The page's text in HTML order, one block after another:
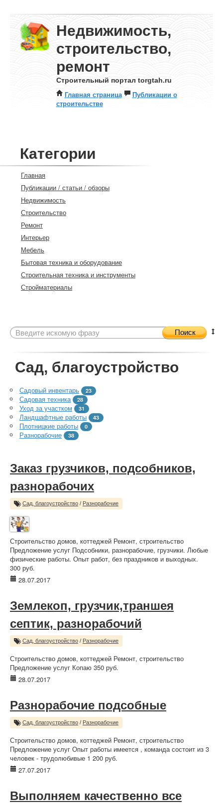
Недвижимость,
строительство,
ремонт
Строительный портал torgtah.ru
Главная страница
Публикации о
строительстве
Категории
Главная
Публикации / статьи / обзоры
Недвижимость
Строительство
Ремонт
Интерьер
Мебель
Бытовая техника и оборудование
Строительная техника и инструменты
Стройматериалы
Поиск
Сад, благоустройство
Садовый инвентарь 23
Садовая техника 28
Уход за участком 31
Ландшафтные работы 43
Плотницкие работы 0
Разнорабочие 38
Заказ грузчиков, подсобников,
разнорабочих
Сад, благоустройство / Разнорабочие
Строительство домов, коттеджей Ремонт, строительство
Предложение услуг Подсобники, разнорабочие, грузчики. Любые
физические работы. Опыт работ, без праздников и выходных.
300 руб.
28.07.2017
Землекоп, грузчик,траншея
септик, разнорабочий
Сад, благоустройство / Разнорабочие
Строительство домов, коттеджей Ремонт, строительство
Предложение услуг Копаю 350 руб.
28.07.2017
Разнорабочие подсобные
Сад, благоустройство / Разнорабочие
Строительство домов, коттеджей Ремонт, строительство
Предложение услуг Опыт работы имеется , команда состоит из 3
человек - трудолюбивые 1 200 руб.
27.07.2017
Выполняем качественно все